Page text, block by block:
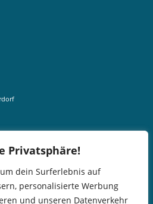
Privatsphäre!
dein Surferlebnis auf
personalisierte Werbung
und unseren Datenverkehr